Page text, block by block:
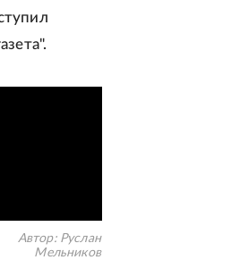
Автор: Руслан
Мельников